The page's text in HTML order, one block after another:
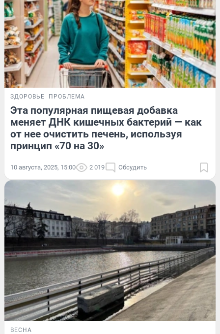
ЗДОРОВЬЕ ПРОБЛЕМА
Эта популярная пищевая добавка
меняет ДНК кишечных бактерий — как
от нее очистить печень, используя
принцип «70 на 30»
10 августа, 2025, 15:00 2 019 Обсудить
ВЕСНА